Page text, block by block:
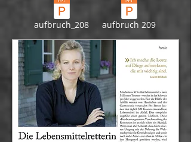
aufbruch_208 aufbruch 209